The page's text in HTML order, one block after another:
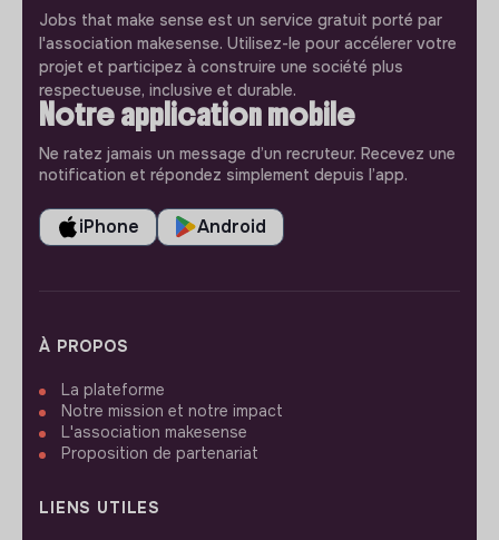
Jobs that make sense est un service gratuit porté par
l'association makesense. Utilisez-le pour accélerer votre
projet et participez à construire une société plus
respectueuse, inclusive et durable.
Notre application mobile
Ne ratez jamais un message d’un recruteur. Recevez une
notification et répondez simplement depuis l’app.
iPhone Android
À PROPOS
La plateforme
Notre mission et notre impact
L'association makesense
Proposition de partenariat
LIENS UTILES